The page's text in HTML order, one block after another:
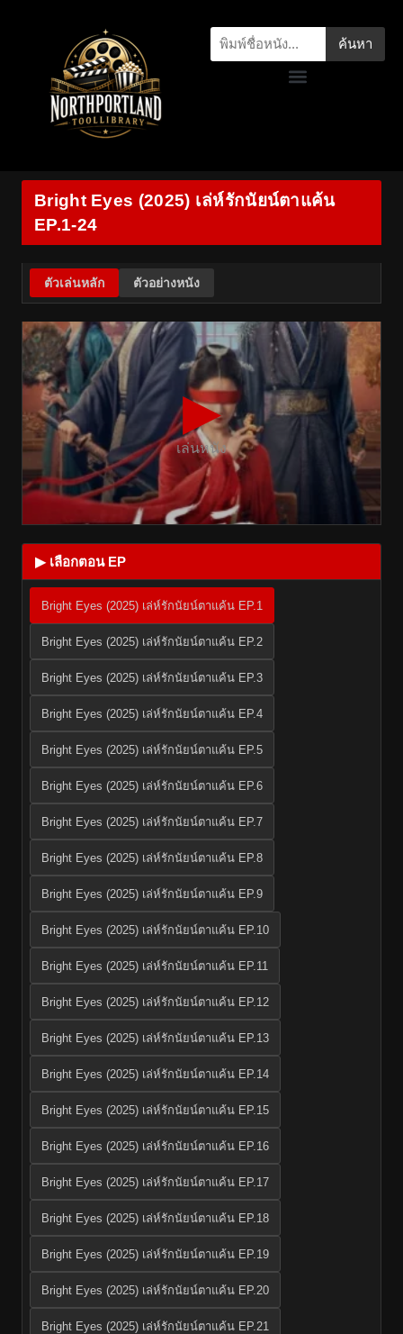
ค้นหา
Bright Eyes (2025) เล่ห์รักนัยน์ตาแค้น
EP.1-24
ตัวเล่นหลัก ตัวอย่างหนัง
▶
เล่นหนัง
▶ เลือกตอน EP
Bright Eyes (2025) เล่ห์รักนัยน์ตาแค้น EP.1
Bright Eyes (2025) เล่ห์รักนัยน์ตาแค้น EP.2
Bright Eyes (2025) เล่ห์รักนัยน์ตาแค้น EP.3
Bright Eyes (2025) เล่ห์รักนัยน์ตาแค้น EP.4
Bright Eyes (2025) เล่ห์รักนัยน์ตาแค้น EP.5
Bright Eyes (2025) เล่ห์รักนัยน์ตาแค้น EP.6
Bright Eyes (2025) เล่ห์รักนัยน์ตาแค้น EP.7
Bright Eyes (2025) เล่ห์รักนัยน์ตาแค้น EP.8
Bright Eyes (2025) เล่ห์รักนัยน์ตาแค้น EP.9
Bright Eyes (2025) เล่ห์รักนัยน์ตาแค้น EP.10
Bright Eyes (2025) เล่ห์รักนัยน์ตาแค้น EP.11
Bright Eyes (2025) เล่ห์รักนัยน์ตาแค้น EP.12
Bright Eyes (2025) เล่ห์รักนัยน์ตาแค้น EP.13
Bright Eyes (2025) เล่ห์รักนัยน์ตาแค้น EP.14
Bright Eyes (2025) เล่ห์รักนัยน์ตาแค้น EP.15
Bright Eyes (2025) เล่ห์รักนัยน์ตาแค้น EP.16
Bright Eyes (2025) เล่ห์รักนัยน์ตาแค้น EP.17
Bright Eyes (2025) เล่ห์รักนัยน์ตาแค้น EP.18
Bright Eyes (2025) เล่ห์รักนัยน์ตาแค้น EP.19
Bright Eyes (2025) เล่ห์รักนัยน์ตาแค้น EP.20
Bright Eyes (2025) เล่ห์รักนัยน์ตาแค้น EP.21